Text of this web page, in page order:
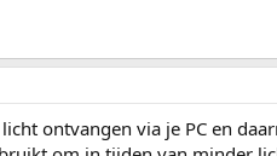
ontvangen via je PC en